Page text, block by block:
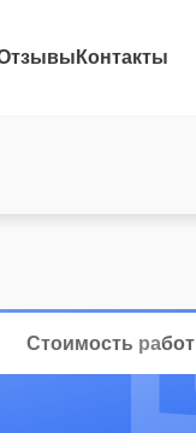
Контакты
Стоимость работ